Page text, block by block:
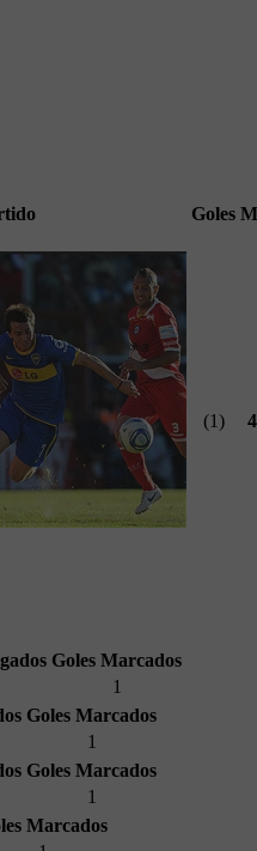
Goles
(1)
Goles Marcados
1
Goles Marcados
1
Goles Marcados
1
Marcados